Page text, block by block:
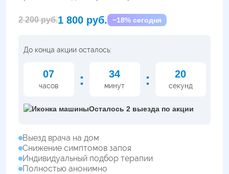
2 200 руб.1 800 руб. −18% сегодня
До конца акции осталось:
07
часов : 34
минут : 19
секунд
Осталось 2 выезда по акции
Выезд врача на дом
Снижение симптомов запоя
Индивидуальный подбор терапии
Полностью анонимно